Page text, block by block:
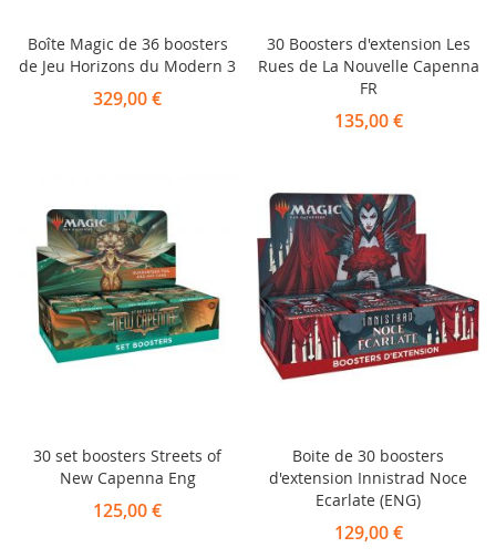
Boîte Magic de 36 boosters
de Jeu Horizons du Modern 3
329,00 €
30 Boosters d'extension Les
Rues de La Nouvelle Capenna
FR
135,00 €
30 set boosters Streets of
New Capenna Eng
125,00 €
Boite de 30 boosters
d'extension Innistrad Noce
Ecarlate (ENG)
129,00 €